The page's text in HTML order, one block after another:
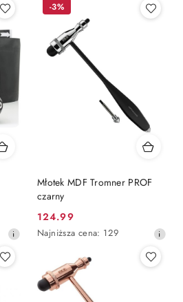
Młotek MDF Tromner PROF
czarny
Cena
promocyjna:
124.99
Najniższa
30
dni
przed
Najniższa cena: 129
-3%